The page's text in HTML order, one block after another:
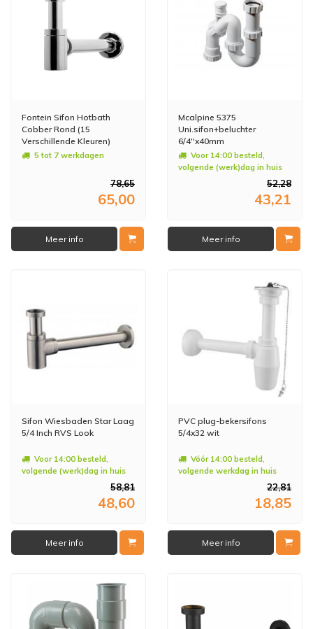
Fontein Sifon Hotbath
Cobber Rond (15
Verschillende Kleuren)
5 tot 7 werkdagen
78,65
65,00
Meer info
Mcalpine 5375
Uni.sifon+beluchter
6/4''x40mm
Voor 14:00 besteld,
volgende (werk)dag in huis
52,28
43,21
Meer info
Sifon Wiesbaden Star Laag
5/4 Inch RVS Look
Voor 14:00 besteld,
volgende (werk)dag in huis
58,81
48,60
Meer info
PVC plug-bekersifons
5/4x32 wit
Vóór 14:00 besteld,
volgende werkdag in huis
22,81
18,85
Meer info